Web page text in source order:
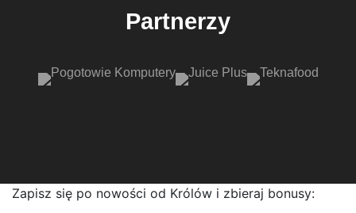
Partnerzy
Zapisz się po nowości od Królów i zbieraj bonusy: